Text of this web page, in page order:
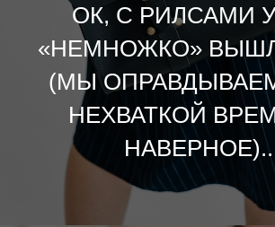
ОК, С РИЛСАМИ
«НЕМНОЖКО»
(МЫ
НЕХВАТКОЙ